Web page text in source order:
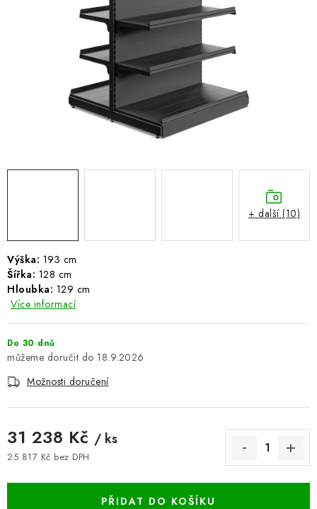
ŽEBŘÍKY SCHŮDKY A LEŠENÍ
PARKOVACÍ BLOKÁDY
AKCE A SLEVY
HODNOCENÍ OBCHODU
B2B - VELKOOBCHOD
NAPIŠTE NÁM
BLOG
Obchodní a dodací podmínky
Cookies
Bezpečnostní certifikáty
Výška: 193 cm
Šířka: 128 cm
Hloubka: 129 cm
Více informací
Do 30 dnů
18.9.2026
Možnosti doručení
31 238 Kč / ks
25 817 Kč bez DPH
PŘIDAT DO KOŠÍKU
+ další (10)